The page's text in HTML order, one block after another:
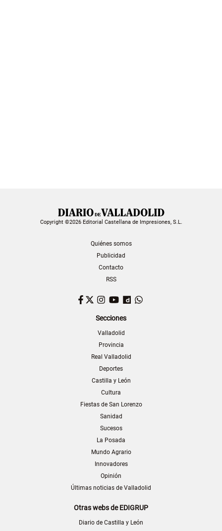
Copyright ©2026 Editorial Castellana de Impresiones, S.L.
Quiénes somos
Publicidad
Contacto
RSS
Facebook
TwitterInstagram
YouTubeDailymotion
Secciones
Valladolid
Provincia
Real Valladolid
Deportes
Castilla y León
Cultura
Fiestas de San Lorenzo
Sanidad
Sucesos
La Posada
Mundo Agrario
Innovadores
Opinión
Últimas noticias de Valladolid
Otras webs de EDIGRUP
Diario de Castilla y León